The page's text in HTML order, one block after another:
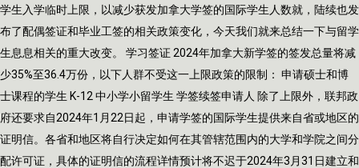
硕
士
项
目，
一
年
毕
业
学生入学临时上限，以减少获发加拿大学签的国际学生人数就，陆续也发
布了配偶签证和毕业工签的相关政策变化，今天我们就来总结一下与留学
生息息相关的重大改变。 学习签证 2024年加拿大新学签的签发总量将减
少35%至36.4万份，以下人群不受这一上限政策的限制： 申请硕士和博
士课程的学生 K-12 中小学小留学生 学签续签申请人 除了上限外，联邦政
府还要求自2024年1月22日起，申请学签的国际学生提供来自省或地区的
证明信。各省和地区将自行决定如何在其管辖范围内的大学和学院之间分
配许可证，具体的证明信的流程详情预计将不迟于2024年3月31日建立和